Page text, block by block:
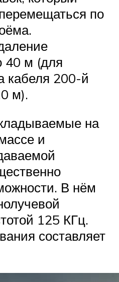
по
40 м (для
кабеля 200-й
м).
на
и
В нём
125 КГц.
составляет